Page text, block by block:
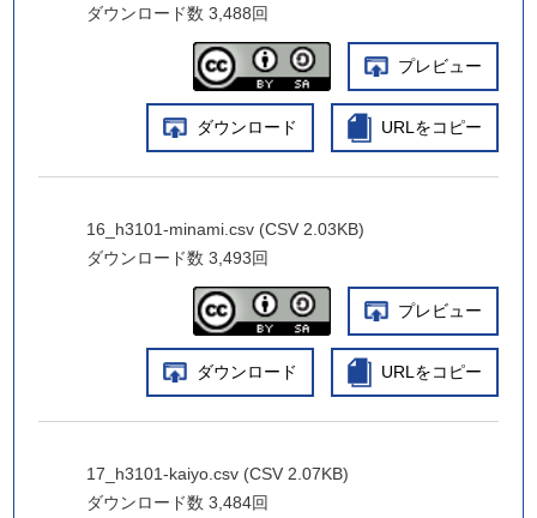
ダウンロード数 3,488回
プレビュー
ダウンロード URLをコピー
16_h3101-minami.csv (CSV 2.03KB)
ダウンロード数 3,493回
プレビュー
ダウンロード URLをコピー
17_h3101-kaiyo.csv (CSV 2.07KB)
ダウンロード数 3,484回